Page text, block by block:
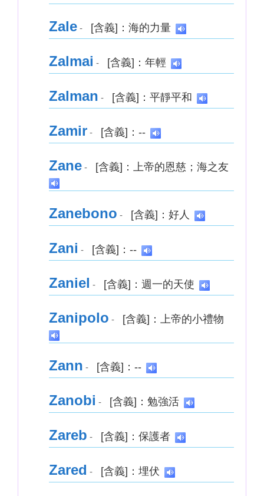
Zale - [含義]：海的力量
Zalmai - [含義]：年輕
Zalman - [含義]：平靜平和
Zamir - [含義]：--
Zane - [含義]：上帝的恩慈；海之友
Zanebono - [含義]：好人
Zani - [含義]：--
Zaniel - [含義]：週一的天使
Zanipolo - [含義]：上帝的小禮物
Zann - [含義]：--
Zanobi - [含義]：勉強活
Zareb - [含義]：保護者
Zared - [含義]：埋伏